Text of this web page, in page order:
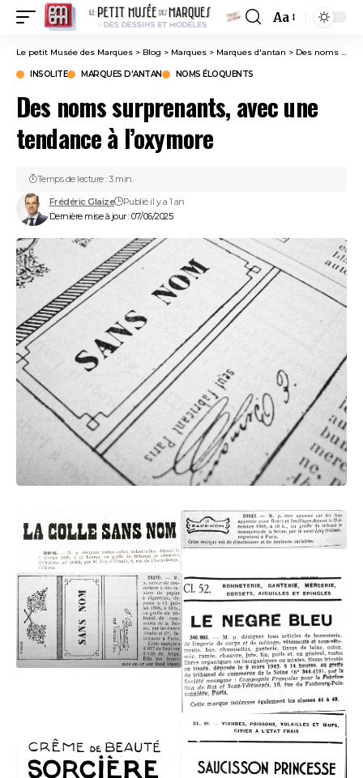
Font
Resizer
Aa
Le petit Musée des Marques > Blog > Marques > Marques d'antan > Des noms surprenants, avec une tendance à l’oxymore
INSOLITE MARQUES D'ANTAN NOMS ÉLOQUENTS
Des noms surprenants, avec une
tendance à l’oxymore
Dernière mise à jour : 07/06/2025
Frédéric Glaize Publié il y a 1 an
Temps de lecture : 3 min.